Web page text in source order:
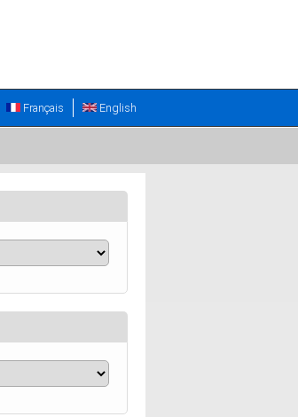
English
Français